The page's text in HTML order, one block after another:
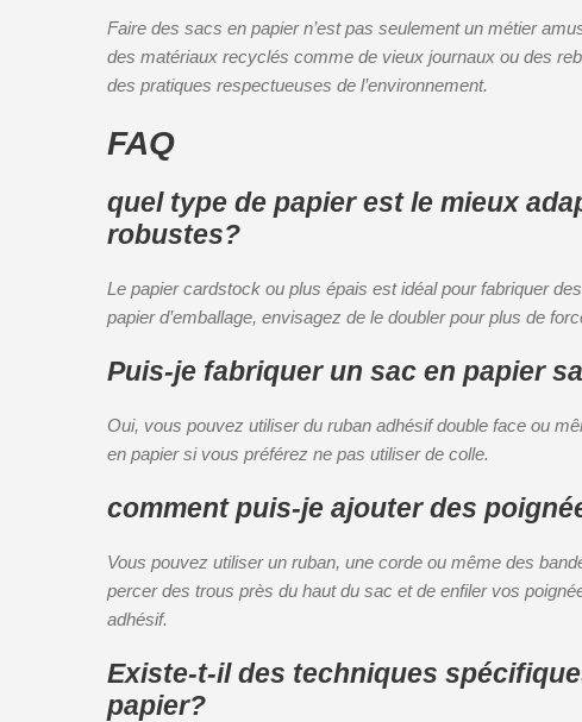
Faire des sacs en papier n’est pas seulement un métier
des matériaux recyclés comme de vieux journaux ou des
des pratiques respectueuses de l’environnement.
FAQ
quel type de papier est le mieux
robustes?
Le papier cardstock ou plus épais est idéal pour fabriquer
papier d’emballage, envisagez de le doubler pour plus de
Puis-je fabriquer un sac en papier
Oui, vous pouvez utiliser du ruban adhésif double face ou
en papier si vous préférez ne pas utiliser de colle.
comment puis-je ajouter des
Vous pouvez utiliser un ruban, une corde ou même des
percer des trous près du haut du sac et de enfiler vos
adhésif.
Existe-t-il des techniques
papier?